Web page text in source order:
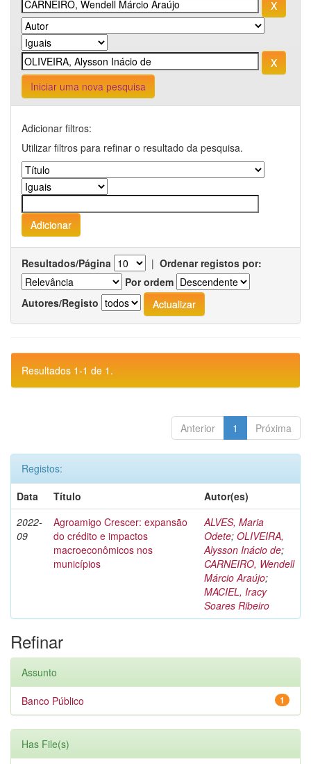
Iniciar uma nova pesquisa
Adicionar filtros:
Utilizar filtros para refinar o resultado da pesquisa.
Resultados/Página | Ordenar registos por:
Por ordem
Autores/Registo
Resultados 1-1 de 1.
Anterior 1 Próxima
Registos:
Data
Título
Autor(es)
2022-
09
Agroamigo Crescer: expansão
do crédito e impactos
macroeconômicos nos
municípios
ALVES, Maria
Odete; OLIVEIRA,
Alysson Inácio de;
CARNEIRO, Wendell
Márcio Araújo;
MACIEL, Iracy
Soares Ribeiro
Refinar
Assunto
1
Banco Público
Has File(s)